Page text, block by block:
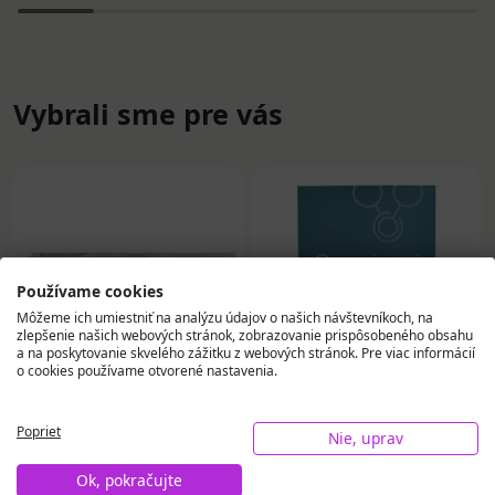
Vybrali sme pre vás
ELMEX SENSITIVE
REPAIR & PREVENT
Ozonicon náplasti
proti bolesti s
Používame cookies
Môžeme ich umiestniť na analýzu údajov o našich návštevníkoch, na
zlepšenie našich webových stránok, zobrazovanie prispôsobeného obsahu
a na poskytovanie skvelého zážitku z webových stránok. Pre viac informácií
o cookies používame otvorené nastavenia.
Poprieť
Nie, uprav
Ok, pokračujte